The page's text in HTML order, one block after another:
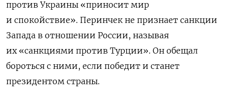
против Украины «приносит мир
и спокойствие». Перинчек не признает санкции
Запада в отношении России, называя
их «санкциями против Турции». Он обещал
бороться с ними, если победит и станет
президентом страны.